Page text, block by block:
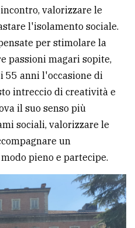
valorizzare le
l'isolamento sociale.
per stimolare la
passioni magari sopite,
55 anni l'occasione di
intreccio di creatività e
il suo senso più
sociali, valorizzare le
un
pieno e partecipe.